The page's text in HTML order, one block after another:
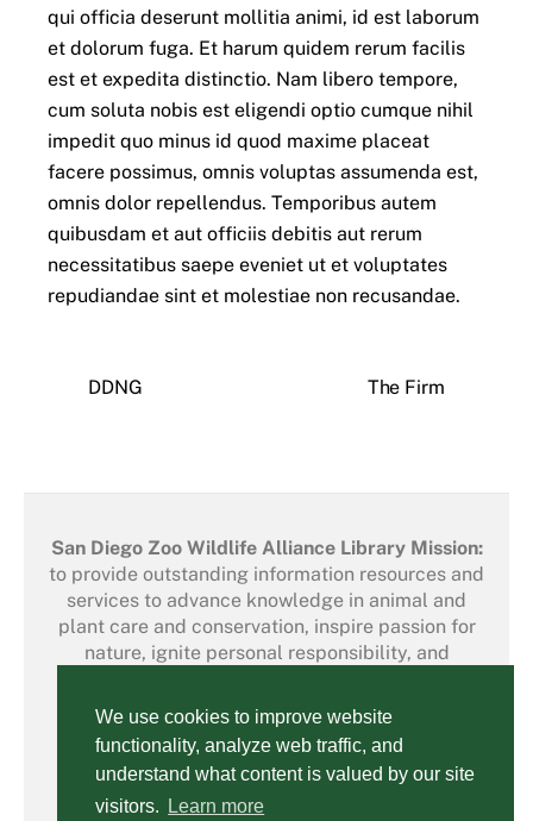
qui officia deserunt mollitia animi, id est laborum
et dolorum fuga. Et harum quidem rerum facilis
est et expedita distinctio. Nam libero tempore,
cum soluta nobis est eligendi optio cumque nihil
impedit quo minus id quod maxime placeat
facere possimus, omnis voluptas assumenda est,
omnis dolor repellendus. Temporibus autem
quibusdam et aut officiis debitis aut rerum
necessitatibus saepe eveniet ut et voluptates
repudiandae sint et molestiae non recusandae.
DDNG The Firm
San Diego Zoo Wildlife Alliance Library Mission:
to provide outstanding information resources and
services to advance knowledge in animal and
plant care and conservation, inspire passion for
nature, ignite personal responsibility, and
species worldwide.
© 2026 San Diego Zoo Wildlife Alliance. All rights reserved.
We use cookies to improve website
functionality, analyze web traffic, and
understand what content is valued by our site
visitors.
Learn more